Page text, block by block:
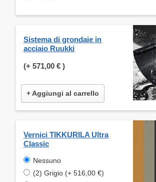
Sistema di grondaie in
acciaio Ruukki
(+ 571,00 € )
+ Aggiungi al carrello
Vernici TIKKURILA Ultra
Classic
Nessuno
(2) Grigio (+ 516,00 €)